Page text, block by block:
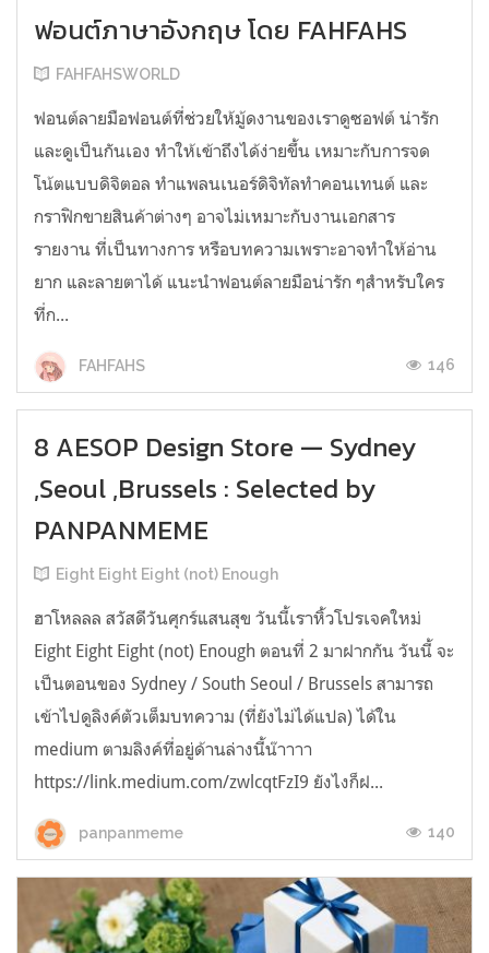
ฟอนต์ภาษาอังกฤษ โดย FAHFAHS
FAHFAHSWORLD
ฟอนต์ลายมือฟอนต์ที่ช่วยให้มู้ดงานของเราดูซอฟต์ น่ารัก
และดูเป็นกันเอง ทำให้เข้าถึงได้ง่ายขึ้น เหมาะกับการจด
โน้ตแบบดิจิตอล ทำแพลนเนอร์ดิจิทัลทำคอนเทนต์ และ
กราฟิกขายสินค้าต่างๆ อาจไม่เหมาะกับงานเอกสาร
รายงาน ที่เป็นทางการ หรือบทความเพราะอาจทำให้อ่าน
ยาก และลายตาได้ แนะนำฟอนต์ลายมือน่ารัก ๆสำหรับใคร
ที่ก...
FAHFAHS 146
8 AESOP Design Store — Sydney
,Seoul ,Brussels : Selected by
PANPANMEME
Eight Eight Eight (not) Enough
ฮาโหลลล สวัสดีวันศุกร์แสนสุข วันนี้เราหิ้วโปรเจคใหม่
Eight Eight Eight (not) Enough ตอนที่ 2 มาฝากกัน วันนี้ จะ
เป็นตอนของ Sydney / South Seoul / Brussels สามารถ
เข้าไปดูลิงค์ตัวเต็มบทความ (ที่ยังไม่ได้แปล) ได้ใน
medium ตามลิงค์ที่อยู่ด้านล่างนี้น๊าาาา
https://link.medium.com/zwlcqtFzI9 ยังไงก็ฝ...
panpanmeme 140